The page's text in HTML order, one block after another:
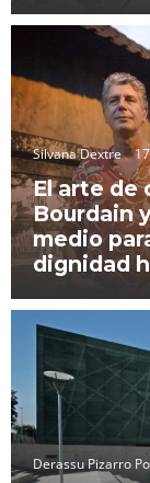
Silvana Dextre
El arte de
Bourdain
medio
dignidad
Derassu Pizarro